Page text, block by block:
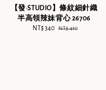
【發·STUDIO】條紋細針織
半高領辣妹背心 26706
Sale
NT$ 340 Regular
NT$ 410